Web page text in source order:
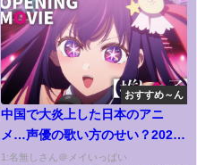
おすすめ～ん
中国で大炎上した日本のアニ
メ…声優の歌い方のせい？2025
年2月中旬プチ炎上事件9選【反
1:名無しさん＠メイいっぱい